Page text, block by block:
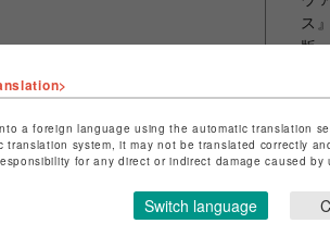
ス
版
境
A1:
イ
と
a foreign language using the automatic translation
translation system, it may not be translated correctly
for any direct or indirect damage caused
Switch language